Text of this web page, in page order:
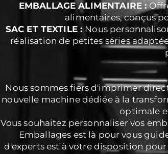
EMBALLAGE ALIMENTAIRE :
alimentaires, conçus
SAC ET TEXTILE :Nous
réalisation de petites séries
Nous sommes fiers d'imprimer
nouvelle machine dédiée à la
optimale
Vous souhaitez personnaliser vos
Emballages est là pour vous
d'experts est à votre disposition